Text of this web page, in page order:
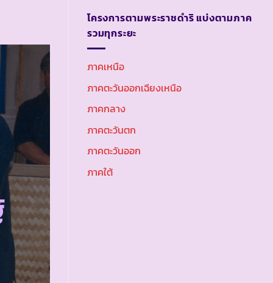
โครงการตามพระราชดำริ แบ่งตามภาค
รวมทุกระยะ
ภาคเหนือ
ภาคตะวันออกเฉียงเหนือ
ภาคกลาง
ภาคตะวันตก
ภาคตะวันออก
ภาคใต้